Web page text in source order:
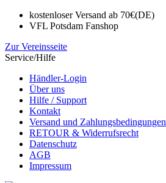
kostenloser Versand ab 70€(DE)
VFL Potsdam Fanshop
Zur Vereinsseite
Service/Hilfe
Händler-Login
Über uns
Hilfe / Support
Kontakt
Versand und Zahlungsbedingungen
RETOUR & Widerrufsrecht
Datenschutz
AGB
Impressum